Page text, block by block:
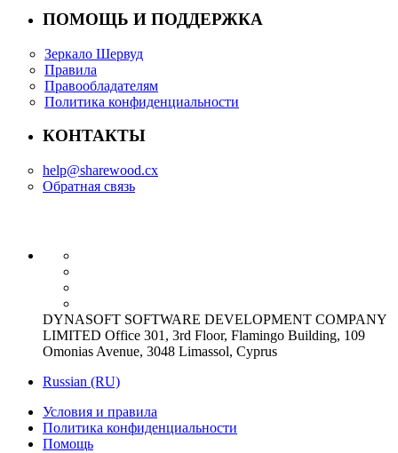
ПОМОЩЬ И ПОДДЕРЖКА
Зеркало Шервуд
Правила
Правообладателям
Политика конфиденциальности
КОНТАКТЫ
help@sharewood.cx
Обратная связь
DYNASOFT SOFTWARE DEVELOPMENT COMPANY
LIMITED Office 301, 3rd Floor, Flamingo Building, 109
Omonias Avenue, 3048 Limassol, Cyprus
Russian (RU)
Условия и правила
Политика конфиденциальности
Помощь